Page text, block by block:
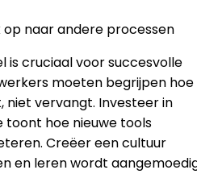
op naar andere processen
is cruciaal voor succesvolle
moeten begrijpen hoe
niet vervangt. Investeer in
toont hoe nieuwe tools
Creëer een cultuur
en leren wordt